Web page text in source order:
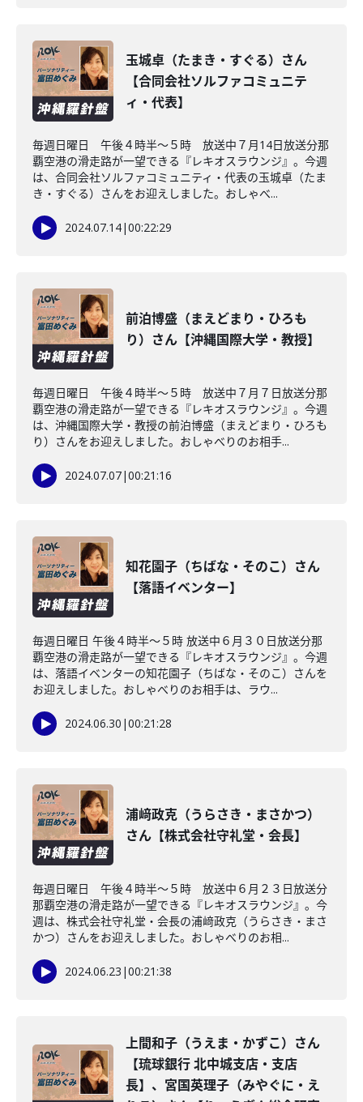
玉城卓（たまき・すぐる）さん
【合同会社ソルファコミュニテ
ィ・代表】
毎週日曜日 午後４時半～５時 放送中７月14日放送分那
覇空港の滑走路が一望できる『レキオスラウンジ』。今週
は、合同会社ソルファコミュニティ・代表の玉城卓（たま
き・すぐる）さんをお迎えしました。おしゃべ...
2024.07.14|00:22:29
前泊博盛（まえどまり・ひろも
り）さん【沖縄国際大学・教授】
毎週日曜日 午後４時半～５時 放送中７月７日放送分那
覇空港の滑走路が一望できる『レキオスラウンジ』。今週
は、沖縄国際大学・教授の前泊博盛（まえどまり・ひろも
り）さんをお迎えしました。おしゃべりのお相手...
2024.07.07|00:21:16
知花園子（ちばな・そのこ）さん
【落語イベンター】
毎週日曜日 午後４時半～５時 放送中６月３０日放送分那
覇空港の滑走路が一望できる『レキオスラウンジ』。今週
は、落語イベンターの知花園子（ちばな・そのこ）さんを
お迎えしました。おしゃべりのお相手は、ラウ...
2024.06.30 |00:21:28
浦﨑政克（うらさき・まさかつ）
さん【株式会社守礼堂・会長】
毎週日曜日 午後４時半～５時 放送中６月２３日放送分
那覇空港の滑走路が一望できる『レキオスラウンジ』。今
週は、株式会社守礼堂・会長の浦﨑政克（うらさき・まさ
かつ）さんをお迎えしました。おしゃべりのお相...
2024.06.23 |00:21:38
上間和子（うえま・かずこ）さん
【琉球銀行 北中城支店・支店
長】、宮国英理子（みやぐに・え